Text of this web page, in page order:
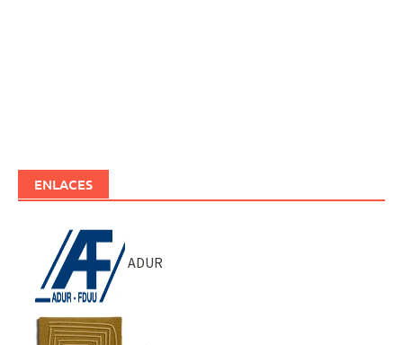
ENLACES
ADUR